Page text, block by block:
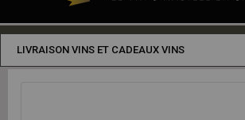
LIVRAISON VINS ET CADEAUX VINS